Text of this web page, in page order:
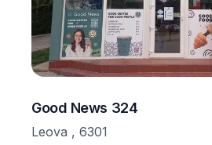
Good News 324
Leova , 6301